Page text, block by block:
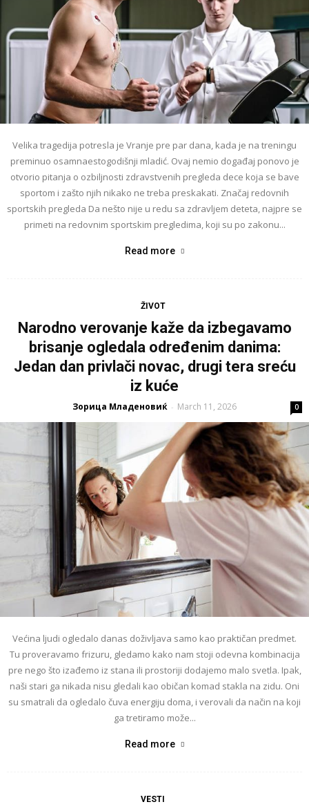
Velika tragedija potresla je Vranje pre par dana, kada je na treningu
preminuo osamnaestogodišnji mladić. Ovaj nemio događaj ponovo je
otvorio pitanja o ozbiljnosti zdravstvenih pregleda dece koja se bave
sportom i zašto njih nikako ne treba preskakati. Značaj redovnih
sportskih pregleda Da nešto nije u redu sa zdravljem deteta, najpre se
primeti na redovnim sportskim pregledima, koji su po zakonu...
Read more
ŽIVOT
Narodno verovanje kaže da izbegavamo
brisanje ogledala određenim danima:
Jedan dan privlači novac, drugi tera sreću
iz kuće
Зорица Младеновиќ - March 11, 2026 0
Većina ljudi ogledalo danas doživljava samo kao praktičan predmet.
Tu proveravamo frizuru, gledamo kako nam stoji odevna kombinacija
pre nego što izađemo iz stana ili prostoriji dodajemo malo svetla. Ipak,
naši stari ga nikada nisu gledali kao običan komad stakla na zidu. Oni
su smatrali da ogledalo čuva energiju doma, i verovali da način na koji
ga tretiramo može...
Read more
VESTI